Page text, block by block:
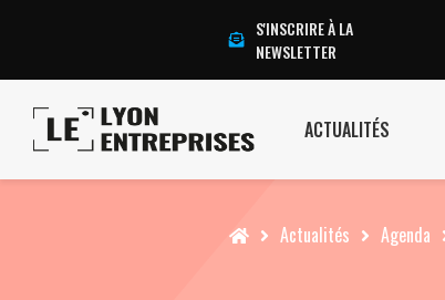
S'INSCRIRE À LA
NEWSLETTER
ACTUALITÉS
Accueil Actualités Agenda